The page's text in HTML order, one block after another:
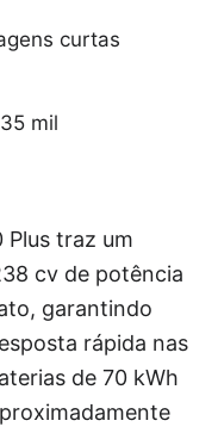
curtas
mil
traz um
cv de potência
garantindo
rápida nas
de 70 kWh